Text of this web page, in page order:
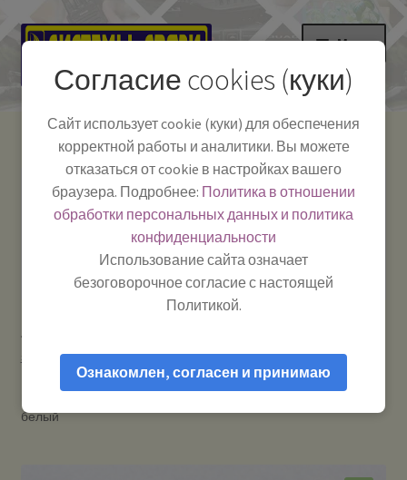
Перейти
навигации
Перейти
содержимому
Меню
Как пользоваться
Полезная информация
Мой аккаунт
Системы Связи:
г. Красноярск, ул.
Работаем:Пн-Пт:
10:00–18:00
-
Телефон:+7-
391-249-1040
Тел.|WA|Telegram:
+79029904090
зарядные устройства для мобильных телефонов
HOCO Z3
2U — Универсальное автомобильное зарядное устройство
премиум-класса с 2 портами USB / разъемом, 3,1 A, ЖК-экран,
белый
Согласие cookies (куки)
Сайт использует cookie (куки) для обеспечения
корректной работы и аналитики. Вы можете
отказаться от cookie в настройках вашего
браузера. Подробнее: Политика в отношении
обработки персональных данных и политика
конфиденциальности
Использование сайта означает
безоговорочное согласие с настоящей
Политикой.
Ознакомлен, согласен и принимаю